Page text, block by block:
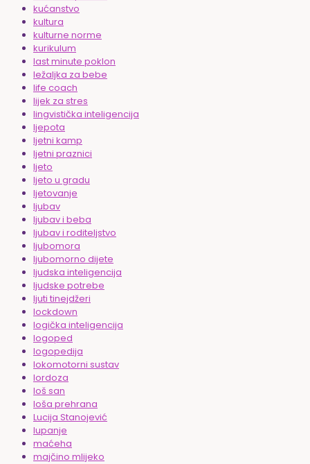
kućanstvo
kultura
kulturne norme
kurikulum
last minute poklon
ležaljka za bebe
life coach
lijek za stres
lingvistička inteligencija
ljepota
ljetni kamp
ljetni praznici
ljeto
ljeto u gradu
ljetovanje
ljubav
ljubav i beba
ljubav i roditeljstvo
ljubomora
ljubomorno dijete
ljudska inteligencija
ljudske potrebe
ljuti tinejdžeri
lockdown
logička inteligencija
logoped
logopedija
lokomotorni sustav
lordoza
loš san
loša prehrana
Lucija Stanojević
lupanje
maćeha
majčino mlijeko